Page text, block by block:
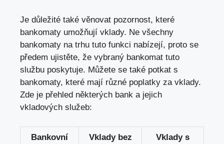
Je důležité také věnovat pozornost, které
bankomaty umožňují vklady. Ne všechny
bankomaty na trhu tuto funkci nabízejí, proto se
předem ujistěte, že vybraný bankomat tuto
službu poskytuje. Můžete se také potkat s
bankomaty, které mají různé poplatky za vklady.
Zde je přehled některých bank a jejich
vkladových služeb:
Bankovní
Vklady bez
Vklady s